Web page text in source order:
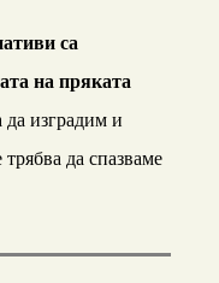
са
на пряката
да изградим и
да спазваме